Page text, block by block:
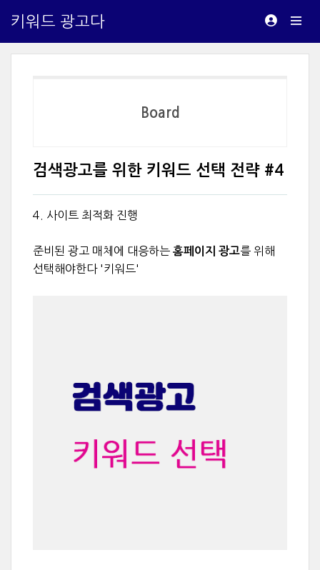
키워드 광고다
Board
검색광고를 위한 키워드 선택 전략 #4
4. 사이트 최적화 진행
준비된 광고 매체에 대응하는 홈페이지 광고를 위해
선택해야한다 '키워드'